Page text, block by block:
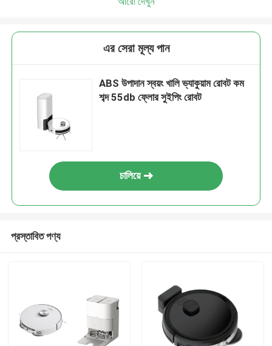
এর সেরা মূল্য পান
ABS উপাদান স্বয়ং খালি ভ্যাকুয়াম রোবট কম
শব্দ 55db ফ্লোর সুইপিং রোবট
চালিয়ে
প্রস্তাবিত পণ্য